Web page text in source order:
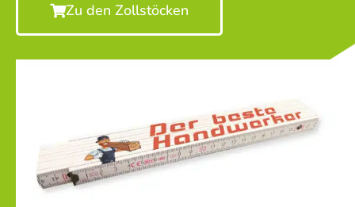
Zu den Zollstöcken